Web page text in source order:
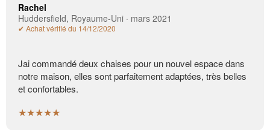
Rachel
Huddersfield, Royaume-Uni · mars 2021
✔ Achat vérifié du 14/12/2020
Jai commandé deux chaises pour un nouvel espace dans
notre maison, elles sont parfaitement adaptées, très belles
et confortables.
★★★★★